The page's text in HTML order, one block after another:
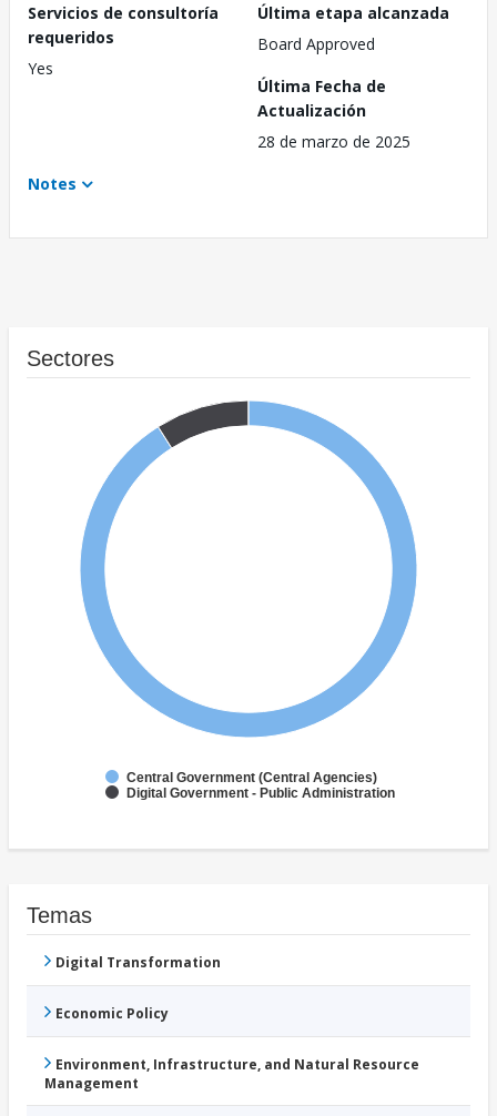
Servicios de consultoría
requeridos
Yes
Última etapa alcanzada
Board Approved
Última Fecha de
Actualización
28 de marzo de 2025
Notes
Sectores
Central Government (Central Agencies)
Digital Government - Public Administration
Temas
Digital Transformation
Economic Policy
Environment, Infrastructure, and Natural Resource
Management